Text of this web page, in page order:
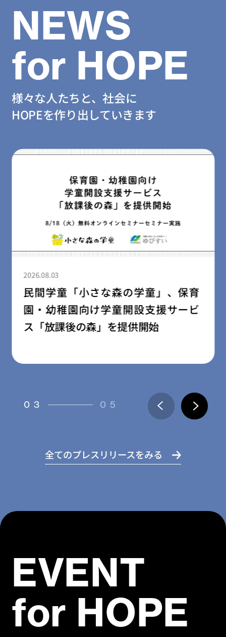
NEWS
for HOPE
様々な人たちと、社会に
HOPEを作り出していきます
2026.08.03
民間学童「小さな森の学童」、保育
園・幼稚園向け学童開設支援サービ
ス「放課後の森」を提供開始
03 05
全てのプレスリリースをみる
EVENT
for HOPE